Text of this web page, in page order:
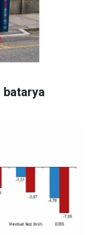
batarya